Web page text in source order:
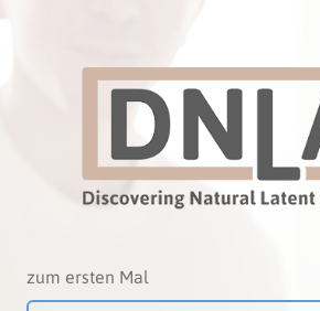
zum ersten Mal